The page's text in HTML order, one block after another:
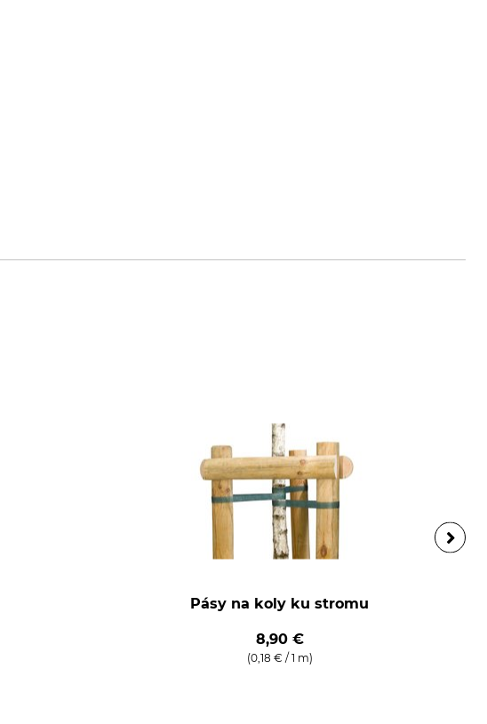
Pásy na koly ku stromu
8,90 €
(0,18 € / 1 m)